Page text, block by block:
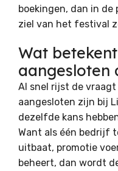
boekingen, dan in
ziel van het festival
Wat
aangesloten
Al snel rijst de
aangesloten zijn bij
dezelfde kans
Want als één bedrijf
uitbaat, promotie
beheert, dan wordt